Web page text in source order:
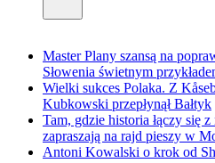
Master Plany szansą na
Słowenia świetnym
Wielki sukces Polaka. Z
Kubkowski przepłynął Bałtyk
Tam, gdzie historia łączy się
zapraszają na rajd pieszy w
Antoni Kowalski o krok od